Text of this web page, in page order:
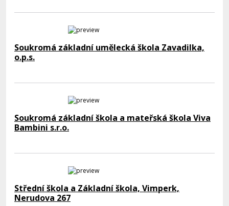
Soukromá základní umělecká škola Zavadilka,
o.p.s.
Soukromá základní škola a mateřská škola Viva
Bambini s.r.o.
Střední škola a Základní škola, Vimperk,
Nerudova 267